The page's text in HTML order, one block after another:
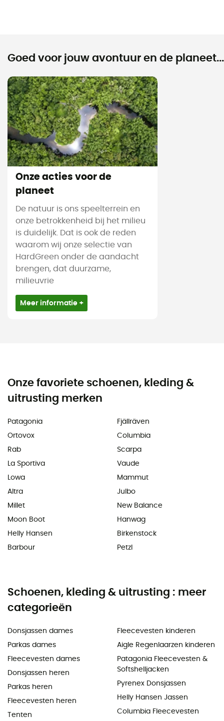
Goed voor jouw avontuur en de planeet...
Onze acties voor de
planeet
De natuur is ons speelterrein en
onze betrokkenheid bij het milieu
is duidelijk. Dat is ook de reden
waarom wij onze selectie van
HardGreen onder de aandacht
brengen, dat duurzame,
milieuvrie
Meer informatie +
Onze favoriete schoenen, kleding &
uitrusting merken
Patagonia
Ortovox
Rab
La Sportiva
Lowa
Altra
Millet
Moon Boot
Helly Hansen
Barbour
Fjällräven
Columbia
Scarpa
Vaude
Mammut
Julbo
New Balance
Hanwag
Birkenstock
Petzl
Schoenen, kleding & uitrusting : meer
categorieën
Donsjassen dames
Parkas dames
Fleecevesten dames
Donsjassen heren
Parkas heren
Fleecevesten heren
Tenten
Fleecevesten kinderen
Aigle Regenlaarzen kinderen
Patagonia Fleecevesten &
Softshelljacken
Pyrenex Donsjassen
Helly Hansen Jassen
Columbia Fleecevesten